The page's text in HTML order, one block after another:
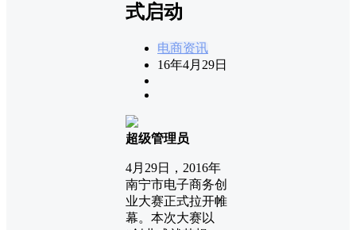
式启动
电商资讯
16年4月29日
超级管理员
4月29日，2016年
南宁市电子商务创
业大赛正式拉开帷
幕。本次大赛以